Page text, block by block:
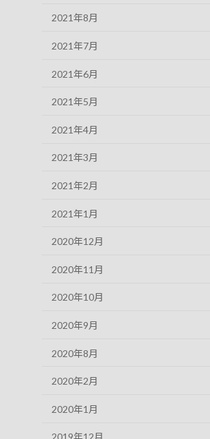
2021年8月
2021年7月
2021年6月
2021年5月
2021年4月
2021年3月
2021年2月
2021年1月
2020年12月
2020年11月
2020年10月
2020年9月
2020年8月
2020年2月
2020年1月